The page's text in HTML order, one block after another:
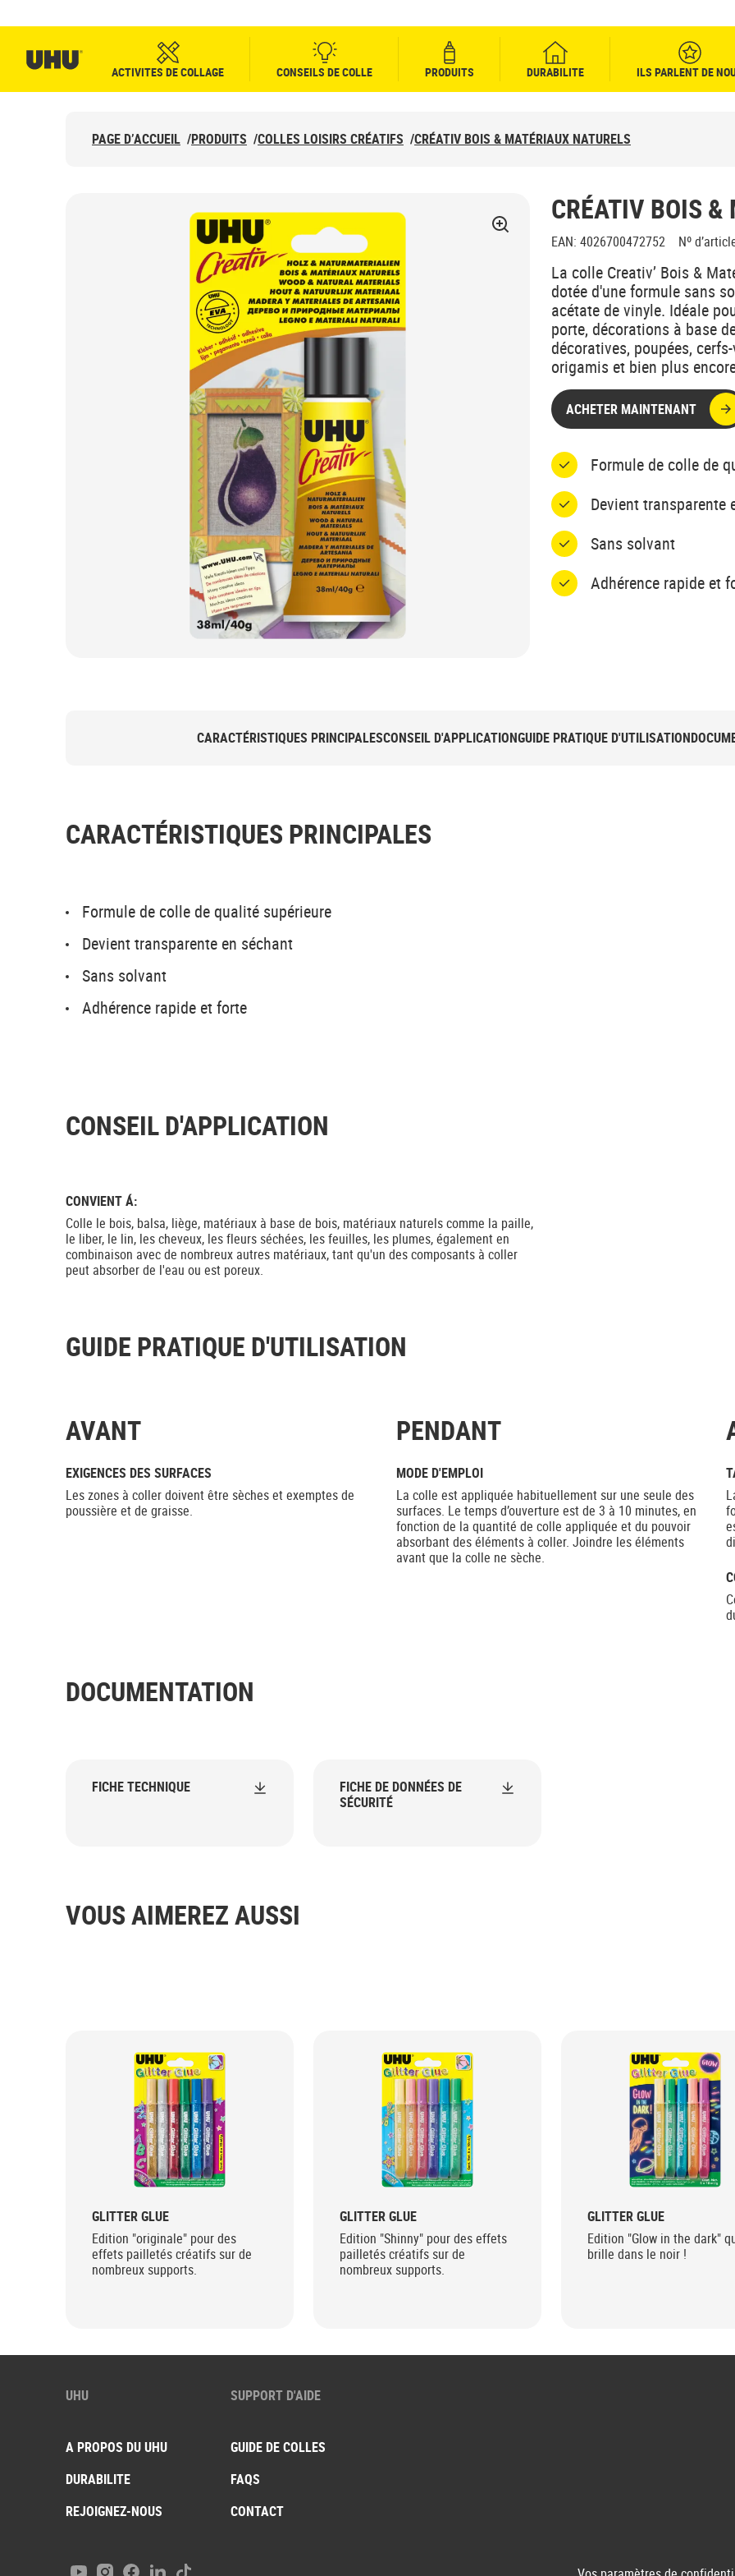
ACTIVITES DE COLLAGE CONSEILS DE COLLE PRODUITS DURABILITE ILS PARLENT DE
PAGE D’ACCUEIL /PRODUITS /COLLES LOISIRS CRÉATIFS /CRÉATIV BOIS & MATÉRIAUX NATURELS
CRÉATIV BOIS &
EAN: 4026700472752 Nº
La colle Creativ’ Bois &
dotée d'une formule sans
acétate de vinyle. Idéale
porte, décorations à base
décoratives, poupées,
origamis et bien plus
ACHETER MAINTENANT
Formule de colle de
Devient transparente
Sans solvant
Adhérence rapide et
CARACTÉRISTIQUES PRINCIPALESCONSEIL D'APPLICATIONGUIDE PRATIQUE D'UTILISATION
CARACTÉRISTIQUES PRINCIPALES
Formule de colle de qualité supérieure
Devient transparente en séchant
Sans solvant
Adhérence rapide et forte
CONSEIL D'APPLICATION
CONVIENT Á:
Colle le bois, balsa, liège, matériaux à base de bois, matériaux naturels comme la paille,
le liber, le lin, les cheveux, les fleurs séchées, les feuilles, les plumes, également en
combinaison avec de nombreux autres matériaux, tant qu'un des composants à coller
peut absorber de l'eau ou est poreux.
GUIDE PRATIQUE D'UTILISATION
AVANT
EXIGENCES DES SURFACES
Les zones à coller doivent être sèches et exemptes de
poussière et de graisse.
PENDANT
MODE D'EMPLOI
La colle est appliquée habituellement sur une seule des
surfaces. Le temps d’ouverture est de 3 à 10 minutes, en
fonction de la quantité de colle appliquée et du pouvoir
absorbant des éléments à coller. Joindre les éléments
avant que la colle ne sèche.
DOCUMENTATION
FICHE TECHNIQUE
FICHE DE DONNÉES DE
SÉCURITÉ
VOUS AIMEREZ AUSSI
GLITTER GLUE
Edition "originale" pour des
effets pailletés créatifs sur de
nombreux supports.
GLITTER GLUE
Edition "Shinny" pour des effets
pailletés créatifs sur de
nombreux supports.
GLITTER GLUE
Edition "Glow in the dark"
brille dans le noir !
UHU
A PROPOS DU UHU
DURABILITE
REJOIGNEZ-NOUS
SUPPORT D'AIDE
GUIDE DE COLLES
FAQS
CONTACT